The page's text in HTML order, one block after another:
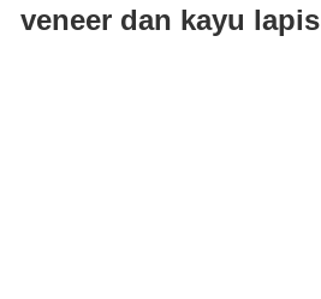
veneer dan kayu lapis